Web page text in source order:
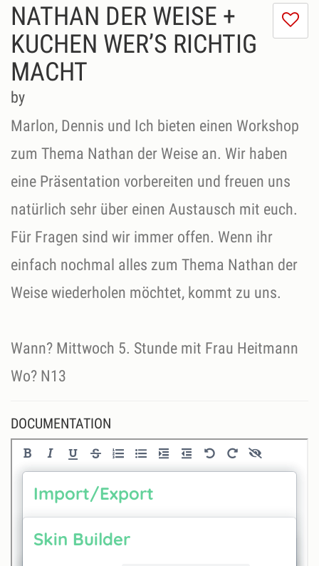
I
NATHAN DER WEISE +
KUCHEN WER’S RICHTIG
MACHT
by
Marlon, Dennis und Ich bieten einen Workshop
zum Thema Nathan der Weise an. Wir haben
eine Präsentation vorbereiten und freuen uns
natürlich sehr über einen Austausch mit euch.
Für Fragen sind wir immer offen. Wenn ihr
einfach nochmal alles zum Thema Nathan der
Weise wiederholen möchtet, kommt zu uns.
Wann? Mittwoch 5. Stunde mit Frau Heitmann
Wo? N13
DOCUMENTATION